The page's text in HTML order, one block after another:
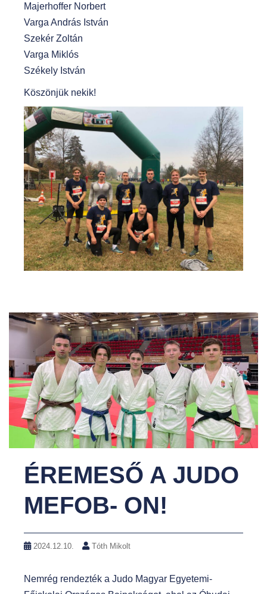
Majerhoffer Norbert
Varga András István
Szekér Zoltán
Varga Miklós
Székely István
Köszönjük nekik!
ÉREMESŐ A JUDO
MEFOB- ON!
2024.12.10. Tóth Mikolt
Nemrég rendezték a Judo Magyar Egyetemi-